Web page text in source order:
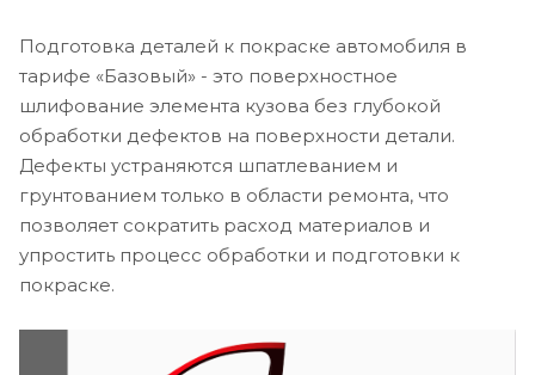
Подготовка деталей к покраске автомобиля в
тарифе «Базовый» - это поверхностное
шлифование элемента кузова без глубокой
обработки дефектов на поверхности детали.
Дефекты устраняются шпатлеванием и
грунтованием только в области ремонта, что
позволяет сократить расход материалов и
упростить процесс обработки и подготовки к
покраске.